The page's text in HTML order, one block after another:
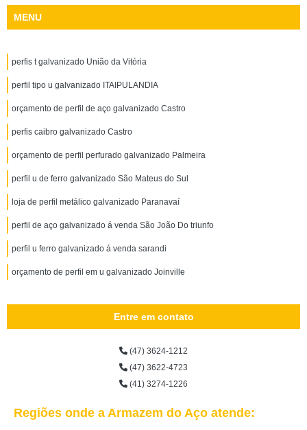
MENU
perfis t galvanizado União da Vitória
perfil tipo u galvanizado ITAIPULANDIA
orçamento de perfil de aço galvanizado Castro
perfis caibro galvanizado Castro
orçamento de perfil perfurado galvanizado Palmeira
perfil u de ferro galvanizado São Mateus do Sul
loja de perfil metálico galvanizado Paranavaí
perfil de aço galvanizado á venda São João Do triunfo
perfil u ferro galvanizado á venda sarandi
orçamento de perfil em u galvanizado Joinville
Entre em contato
(47) 3624-1212
(47) 3622-4723
(41) 3274-1226
Regiões onde a Armazem do Aço atende: